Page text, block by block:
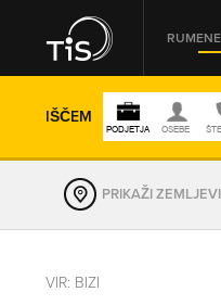
IŠČEM
PRIKAŽI
VIR: BIZI